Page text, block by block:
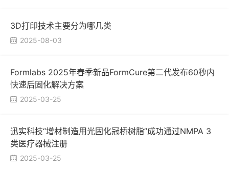
3D打印技术主要分为哪几类
 2025-08-03
Formlabs 2025年春季新品FormCure第二代发布60秒内
快速后固化解决方案
 2025-03-25
迅实科技“增材制造用光固化冠桥树脂”成功通过NMPA 3
类医疗器械注册
 2025-03-25